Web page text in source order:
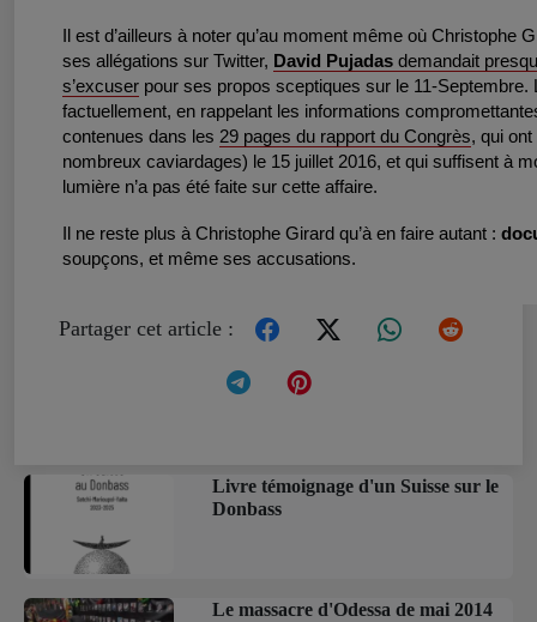
Il est d’ailleurs à noter qu’au moment même où Christophe
ses allégations sur Twitter, David Pujadas demandait
s’excuser pour ses propos sceptiques sur le 11-Septembre.
factuellement, en rappelant les informations
contenues dans les 29 pages du rapport du Congrès, qui
nombreux caviardages) le 15 juillet 2016, et qui suffisent à
lumière n’a pas été faite sur cette affaire.
Il ne reste plus à Christophe Girard qu’à en faire autant :
soupçons, et même ses accusations.
Partager cet article :
Livre témoignage d'un Suisse sur le
Donbass
Le massacre d'Odessa de mai 2014